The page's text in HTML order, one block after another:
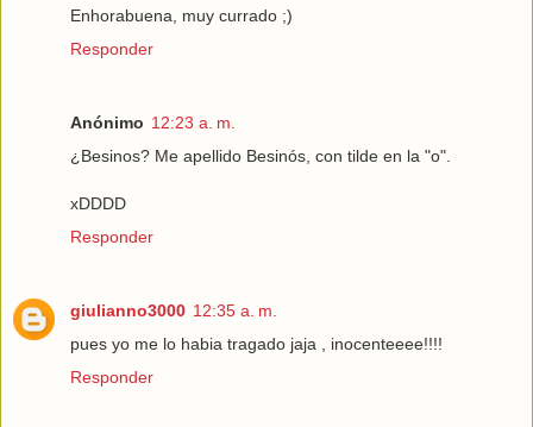
Enhorabuena, muy currado ;)
Responder
Anónimo 12:23 a. m.
¿Besinos? Me apellido Besinós, con tilde en la "o".
xDDDD
Responder
giulianno3000 12:35 a. m.
pues yo me lo habia tragado jaja , inocenteeee!!!!
Responder